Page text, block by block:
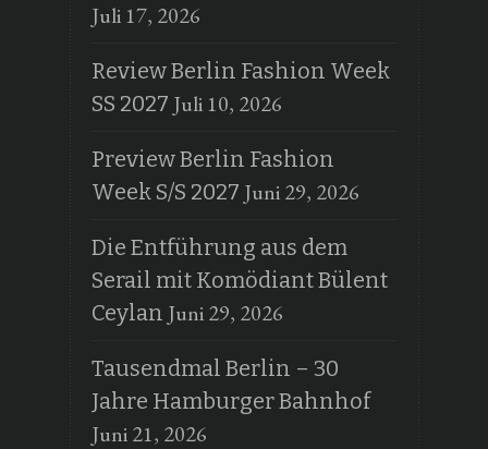
Juli 17, 2026
Review Berlin Fashion Week
SS 2027 Juli 10, 2026
Preview Berlin Fashion
Week S/S 2027 Juni 29, 2026
Die Entführung aus dem
Serail mit Komödiant Bülent
Ceylan Juni 29, 2026
Tausendmal Berlin – 30
Jahre Hamburger Bahnhof
Juni 21, 2026